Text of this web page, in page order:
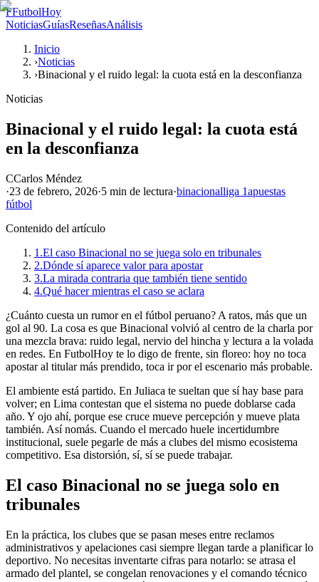
FFutbolHoy
NoticiasGuíasReseñasAnálisis
Inicio
›Noticias
›Binacional y el ruido legal: la cuota está en la desconfianza
Noticias
Binacional y el ruido legal: la cuota está
en la desconfianza
CCarlos Méndez
·23 de febrero, 2026·5 min de lectura·binacionalliga 1apuestas
fútbol
Contenido del artículo
1.El caso Binacional no se juega solo en tribunales
2.Dónde sí aparece valor para apostar
3.La mirada contraria que también tiene sentido
4.Qué hacer mientras el caso se aclara
¿Cuánto cuesta un rumor en el fútbol peruano? A ratos, más que un
gol al 90. La cosa es que Binacional volvió al centro de la charla por
una mezcla brava: ruido legal, nervio del hincha y lectura a la volada
en redes. En FutbolHoy te lo digo de frente, sin floreo: hoy no toca
apostar al titular más prendido, toca ir por el escenario más probable.
El ambiente está partido. En Juliaca te sueltan que sí hay base para
volver; en Lima contestan que el sistema no puede doblarse cada
año. Y ojo ahí, porque ese cruce mueve percepción y mueve plata
también. Así nomás. Cuando el mercado huele incertidumbre
institucional, suele pegarle de más a clubes del mismo ecosistema
competitivo. Esa distorsión, sí, sí se puede trabajar.
El caso Binacional no se juega solo en
tribunales
En la práctica, los clubes que se pasan meses entre reclamos
administrativos y apelaciones casi siempre llegan tarde a planificar lo
deportivo. No necesitas inventarte cifras para notarlo: se atrasa el
armado del plantel, se congelan renovaciones y el comando técnico